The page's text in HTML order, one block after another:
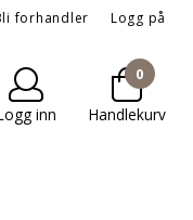
forhandler Logg på
inn
0
Handlekurv